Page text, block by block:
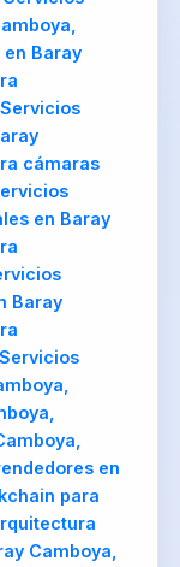
Baray
cámaras
en Baray
Baray
en
para
Camboya,